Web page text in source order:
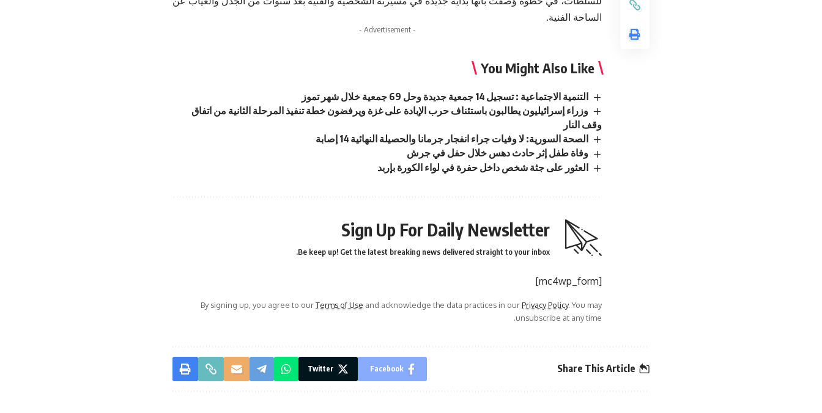
الساحة الفنية.
- Advertisement -
You Might Also Like
التنمية الاجتماعية : تسجيل 14 جمعية جديدة وحل 69 جمعية خلال شهر تموز
وزراء إسرائيليون يطالبون باستئناف حرب الإبادة على غزة ويرفضون خطة تنفيذ المرحلة الثانية من اتفاق
وقف النار
الصحة السورية: لا وفيات جراء انفجار جرمانا والحصيلة النهائية 14 إصابة
وفاة طفل إثر حادث دهس خلال حفل في جرش
العثور على جثة شخص داخل حفرة في لواء الكورة بإربد
Sign Up For Daily Newsletter
Be keep up! Get the latest breaking news delivered straight to your inbox.
[mc4wp_form]
By signing up, you agree to ourTerms of Use and acknowledge the data practices in ourPrivacy Policy. You may
unsubscribe at any time.
Share This Article
Facebook
Twitter